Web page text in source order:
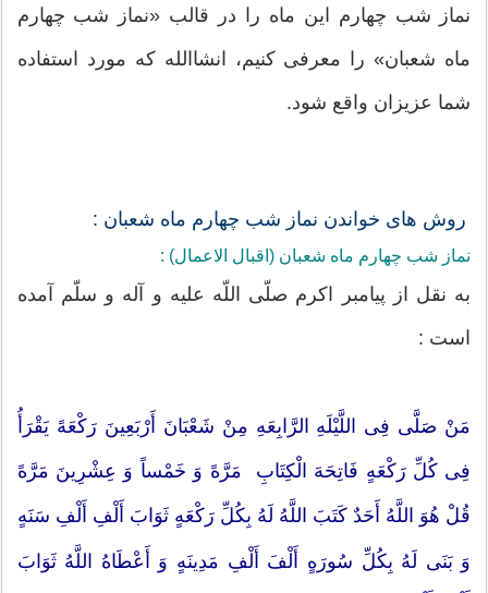
نماز شب چهارم این ماه را در قالب «نماز شب چهارم
ماه شعبان» را معرفی کنیم، انشاالله که مورد استفاده
شما عزیزان واقع شود.
روش های خواندن نماز شب چهارم ماه شعبان :
نماز شب چهارم ماه شعبان (اقبال الاعمال) :
به نقل از پیامبر اکرم صلّى اللّه علیه و آله و سلّم آمده
است :
مَنْ صَلَّى فِی اللَّیْلَهِ الرَّابِعَهِ مِنْ شَعْبَانَ أَرْبَعِینَ رَکْعَهً یَقْرَأُ
فِی کُلِّ رَکْعَهٍ فَاتِحَهَ الْکِتَابِ مَرَّهً وَ خَمْساً وَ عِشْرِینَ مَرَّهً
قُلْ هُوَ اللَّهُ أَحَدٌ کَتَبَ اللَّهُ لَهُ بِکُلِّ رَکْعَهٍ ثَوَابَ أَلْفِ أَلْفِ سَنَهٍ
وَ بَنَى لَهُ بِکُلِّ سُورَهٍ أَلْفَ أَلْفِ مَدِینَهٍ وَ أَعْطَاهُ اللَّهُ ثَوَابَ